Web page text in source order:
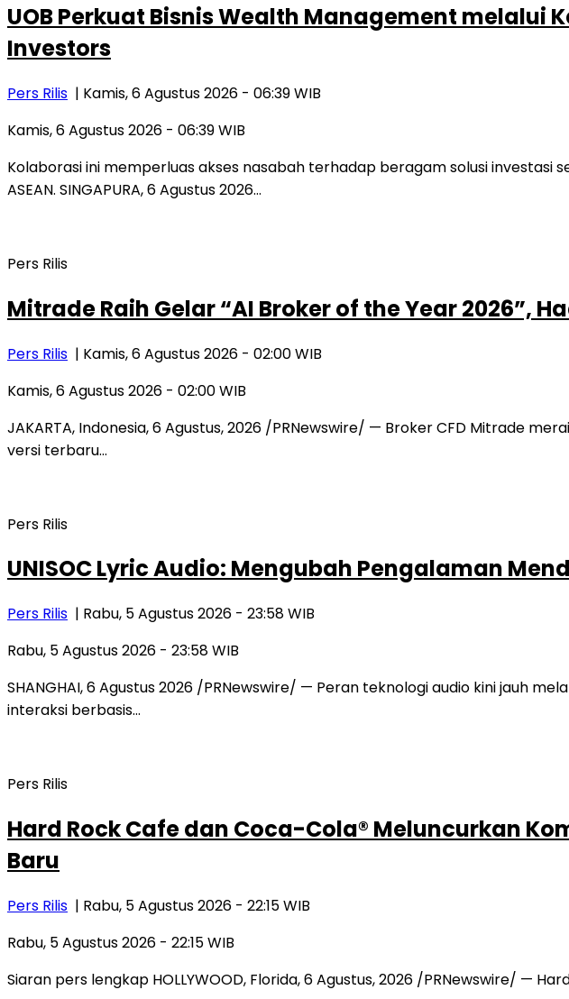
UOB Perkuat Bisnis Wealth Management
Investors
Pers Rilis | Kamis, 6 Agustus 2026 - 06:39 WIB
Kamis, 6 Agustus 2026 - 06:39 WIB
Kolaborasi ini memperluas akses nasabah terhadap beragam solusi
ASEAN. SINGAPURA, 6 Agustus 2026…
Pers Rilis
Mitrade Raih Gelar “AI Broker of the Year 2026”,
Pers Rilis | Kamis, 6 Agustus 2026 - 02:00 WIB
Kamis, 6 Agustus 2026 - 02:00 WIB
JAKARTA, Indonesia, 6 Agustus, 2026 /PRNewswire/ — Broker CFD Mitrade
versi terbaru…
Pers Rilis
UNISOC Lyric Audio: Mengubah Pengalaman
Pers Rilis | Rabu, 5 Agustus 2026 - 23:58 WIB
Rabu, 5 Agustus 2026 - 23:58 WIB
SHANGHAI, 6 Agustus 2026 /PRNewswire/ — Peran teknologi audio kini jauh
interaksi berbasis…
Pers Rilis
Hard Rock Cafe dan Coca-Cola® Meluncurkan
Baru
Pers Rilis | Rabu, 5 Agustus 2026 - 22:15 WIB
Rabu, 5 Agustus 2026 - 22:15 WIB
Siaran pers lengkap HOLLYWOOD, Florida, 6 Agustus, 2026 /PRNewswire/ —